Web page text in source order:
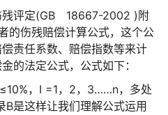
残评定(GB 18667-2002 )附
的伤残赔偿计算公式，这个公
责任系数、赔偿指数等来计
的法定公式，公式如下：
，I =1，2，3……n，多处
是这样让我们理解公式运用